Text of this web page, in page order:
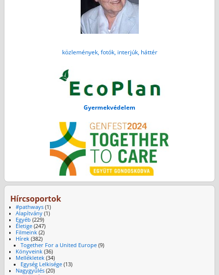
közlemények, fotók, interjúk, háttér
Gyermekvédelem
Hírcsoportok
#pathways(1)
Alapítvány(1)
Egyéb (229)
Életige(247)
Filmeink(2)
Hírek(382)
Together For a United Europe (9)
Könyveink(36)
Mellékletek(34)
Egység Lelkisége (13)
Nagygyűlés(20)